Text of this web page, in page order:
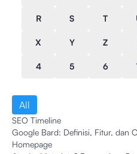
R S T
X Y Z
4 5 6
All
SEO Timeline
Google Bard: Definisi, Fitur, dan
Homepage